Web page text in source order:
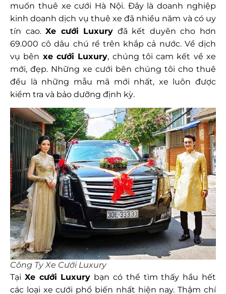
muốn thuê xe cưới Hà Nội. Đây là doanh nghiệp
kinh doanh dịch vụ thuê xe đã nhiều năm và có uy
tín cao.Xe cưới Luxury đã kết duyên cho hơn
69.000 cô dâu chú rể trên khắp cả nước. Về dịch
vụ bên xe cưới Luxury, chúng tôi cam kết về xe
mới, đẹp. Những xe cưới bên chúng tôi cho thuê
đều là những mẫu mã mới nhất, xe luôn được
kiểm tra và bảo dưỡng định kỳ.
Công Ty Xe Cưới Luxury
Tại Xe cưới Luxury bạn có thể tìm thấy hầu hết
các loại xe cưới phổ biến nhất hiện nay. Thậm chí